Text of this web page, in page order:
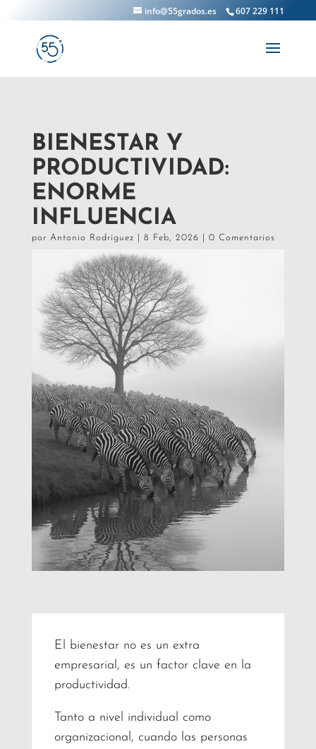
607 229 111
info@55grados.es
BIENESTAR Y
PRODUCTIVIDAD:
ENORME
INFLUENCIA
por Antonio Rodríguez 8 Feb, 2026 0 Comentarios
El bienestar no es un extra
empresarial, es un factor clave en la
productividad.
Tanto a nivel individual como
organizacional, cuando las personas